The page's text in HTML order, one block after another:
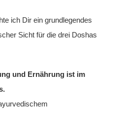
ich Dir ein grundlegendes
Sicht für die drei Doshas
und Ernährung ist im